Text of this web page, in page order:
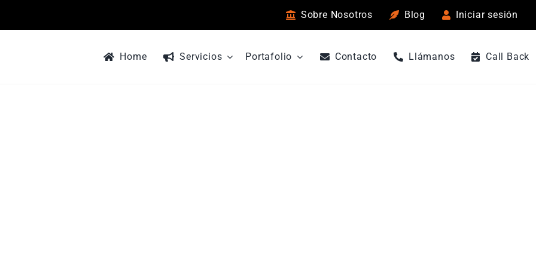
Sobre Nosotros Blog Iniciar sesión
Home Servicios Portafolio Contacto Llámanos Call Back